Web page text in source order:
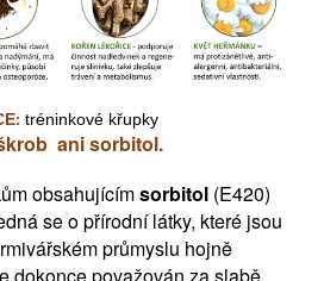
: tréninkové křupky
ani sorbitol.
obsahujícímsorbitol (E420)
se o přírodní látky, které jsou
průmyslu hojně
dokonce považován za slabě